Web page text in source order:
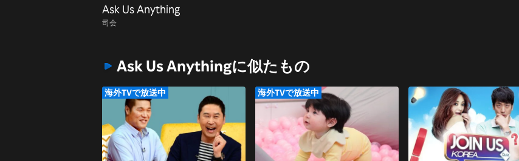
Ask Us Anything
司会
Ask Us Anythingに似たもの
海外TVで放送中 海外TVで放送中